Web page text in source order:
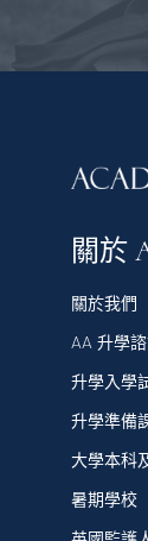
關於
關於我們
AA 升學
升學入學
升學準備
大學本科
暑期學校